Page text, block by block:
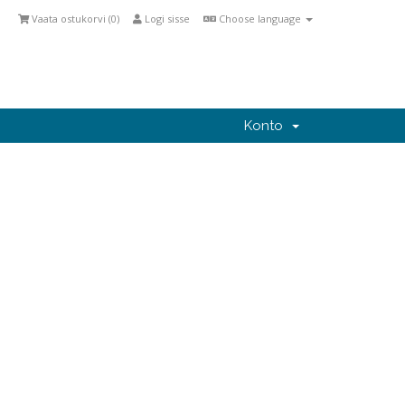
Choose language
Logi sisse
Vaata ostukorvi (0)
Konto